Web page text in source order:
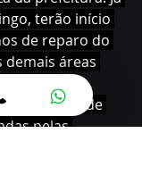
terão início
de reparo do
áreas
das ações de
pelas